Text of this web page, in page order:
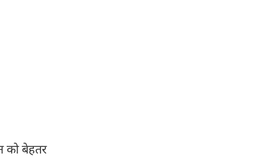
को बेहतर